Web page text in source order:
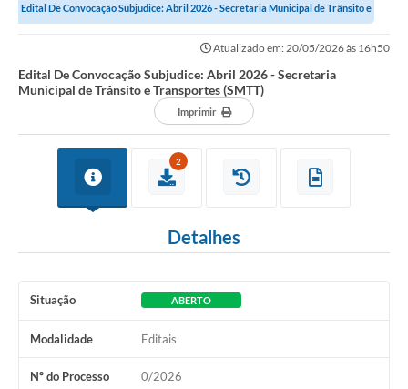
Edital De Convocação Subjudice: Abril 2026 - Secretaria Municipal de Trânsito e
Atualizado em: 20/05/2026 às 16h50
Edital De Convocação Subjudice: Abril 2026 - Secretaria
Municipal de Trânsito e Transportes (SMTT)
Imprimir
2
Detalhes
Situação ABERTO
Modalidade Editais
Nº do Processo 0/2026